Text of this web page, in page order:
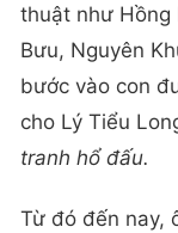
thuật như Hồng
Bưu, Nguyên
bước vào con
cho Lý Tiểu
tranh hổ đấu.
Từ đó đến nay,